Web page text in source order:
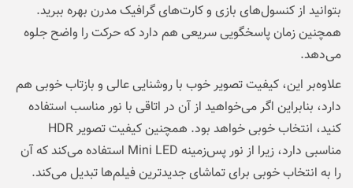
بتوانید از کنسول‌های بازی و کارت‌های گرافیک مدرن بهره ببرید.
همچنین زمان پاسخگویی سریعی هم دارد که حرکت را واضح جلوه
می‌دهد.
علاوه‌بر این، کیفیت تصویر خوب با روشنایی عالی و بازتاب خوبی هم
دارد، بنابراین اگر می‌خواهید از آن در اتاقی با نور مناسب استفاده
کنید، انتخاب خوبی خواهد بود. همچنین کیفیت تصویر HDR
مناسبی دارد، زیرا از نور پس‌زمینه Mini LED استفاده می‌کند که آن
را به انتخاب خوبی برای تماشای جدیدترین فیلم‌ها تبدیل می‌کند.